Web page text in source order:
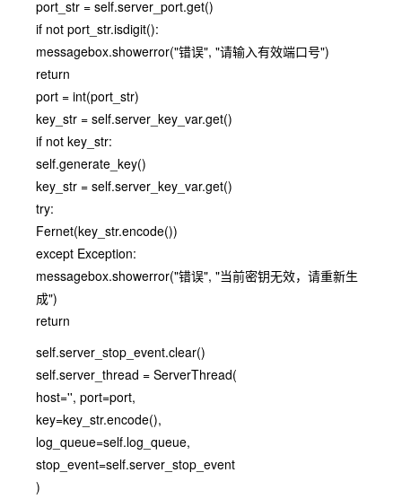
port_str = self.server_port.get()
if not port_str.isdigit():
messagebox.showerror("错误", "请输入有效端口号")
return
port = int(port_str)
key_str = self.server_key_var.get()
if not key_str:
self.generate_key()
key_str = self.server_key_var.get()
try:
Fernet(key_str.encode())
except Exception:
messagebox.showerror("错误", "当前密钥无效，请重新生
成")
return
self.server_stop_event.clear()
self.server_thread = ServerThread(
host='', port=port,
key=key_str.encode(),
log_queue=self.log_queue,
stop_event=self.server_stop_event
)